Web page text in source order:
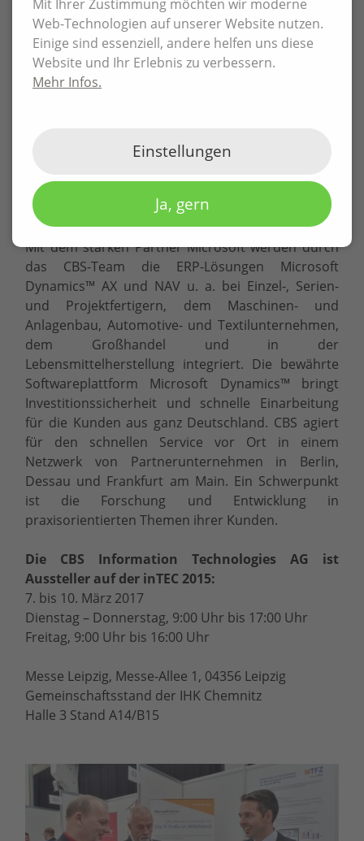
Über die CBS Information Technologies AG
Die 1990 gegründete CBS Information
Technologies AG (CBS) ist IT-Partner für den
Mittelstand und als Microsoft Gold Certified
Partner spezialisiert auf IT-Lösungen zur
Unternehmensorganisation. Damit liegt die
Projektierung, Weiterentwicklung und Einführung
von ERP-Systemen.
Mit dem starken Partner Microsoft werden durch
das CBS-Team die ERP-Lösungen Microsoft
Dynamics™ AX und NAV u. a. bei Einzel-, Serien-
und Projektfertigern, dem Maschinen- und
Anlagenbau, Automotive- und Textilunternehmen,
dem Großhandel und in der
Lebensmittelherstellung integriert. Die bewährte
Softwareplattform Microsoft Dynamics™ bringt
Investitionssicherheit und schnelle Einarbeitung
für die Kunden aus ganz Deutschland. CBS agiert
für den schnellen Service vor Ort in einem
Netzwerk von Partnerunternehmen in Berlin,
Dessau und Frankfurt am Main. Ein Schwerpunkt
ist die Forschung und Entwicklung in
praxisorientierten Themen ihrer Kunden.
Die CBS Information Technologies AG ist
Aussteller auf der inTEC 2015:
7. bis 10. März 2017
Dienstag – Donnerstag, 9:00 Uhr bis 17:00 Uhr
Freitag, 9:00 Uhr bis 16:00 Uhr
Messe Leipzig, Messe-Allee 1, 04356 Leipzig
Gemeinschaftsstand der IHK Chemnitz
Halle 3 Stand A14/B15
Mit Ihrer Zustimmung möchten wir moderne
Web-Technologien auf unserer Website nutzen.
Einige sind essenziell, andere helfen uns diese
Website und Ihr Erlebnis zu verbessern.
Mehr Infos.
Einstellungen
Ja, gern